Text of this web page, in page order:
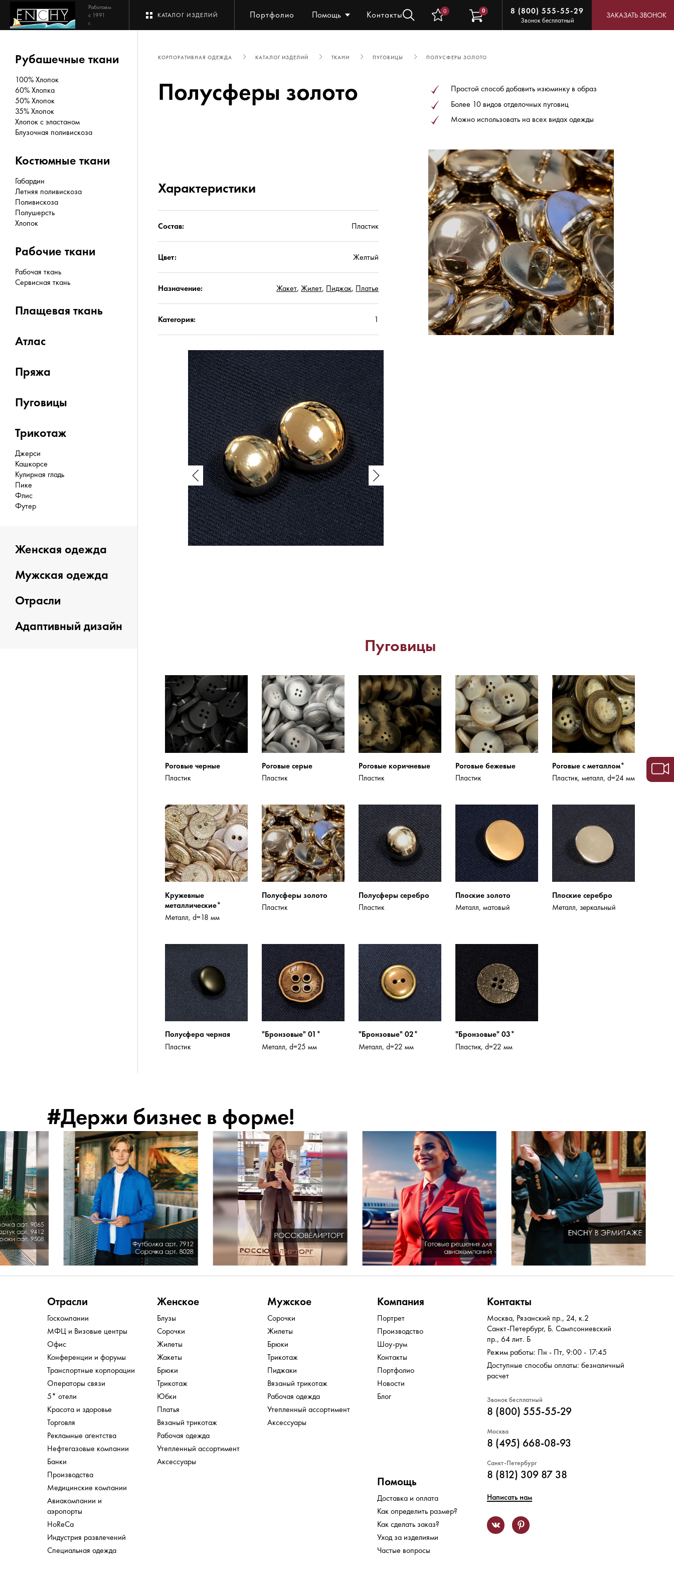
Работаем
с 1991
г.
КАТАЛОГ ИЗДЕЛИЙ Портфолио Помощь Контакты 0 0 8 (800) 555-55-29
Звонок бесплатный
ЗАКАЗАТЬ ЗВОНОК
Рубашечные ткани
100% Хлопок
60% Хлопка
50% Хлопок
35% Хлопок
Хлопок с эластаном
Блузочная поливискоза
Костюмные ткани
Габардин
Летняя поливискоза
Поливискоза
Полушерсть
Хлопок
Рабочие ткани
Рабочая ткань
Сервисная ткань
Плащевая ткань
Атлас
Пряжа
Пуговицы
Трикотаж
Джерси
Кашкорсе
Кулирная гладь
Пике
Флис
Футер
Женская одежда
Мужская одежда
Отрасли
Адаптивный дизайн
КОРПОРАТИВНАЯ ОДЕЖДА КАТАЛОГ ИЗДЕЛИЙ ТКАНИ ПУГОВИЦЫ ПОЛУСФЕРЫ ЗОЛОТО
Полусферы золото
Характеристики
Состав: Пластик
Цвет: Желтый
Назначение: Жакет,Жилет, Пиджак, Платье
Категория: 1
Простой способ добавить изюминку в образ
Более 10 видов отделочных пуговиц
Можно использовать на всех видах одежды
Пуговицы
Роговые черные
Пластик
Роговые серые
Пластик
Роговые коричневые
Пластик
Роговые бежевые
Пластик
Роговые с металлом*
Пластик, металл, d=24 мм
Кружевные
металлические*
Металл, d=18 мм
Полусферы золото
Пластик
Полусферы серебро
Пластик
Плоские золото
Металл, матовый
Плоские серебро
Металл, зеркальный
Полусфера черная
Пластик
"Бронзовые" 01*
Металл, d=25 мм
"Бронзовые" 02*
Металл, d=22 мм
"Бронзовые" 03*
Пластик, d=22 мм
#Держи бизнес в форме!
Отрасли
Госкомпании
МФЦ и Визовые центры
Офис
Конференции и форумы
Транспортные корпорации
Операторы связи
5* отели
Красота и здоровье
Торговля
Рекламные агентства
Нефтегазовые компании
Банки
Производства
Медицинские компании
Авиакомпании и
аэропорты
HoReCa
Индустрия развлечений
Специальная одежда
Женское
Блузы
Сорочки
Жилеты
Жакеты
Брюки
Трикотаж
Юбки
Платья
Вязаный трикотаж
Рабочая одежда
Утепленный ассортимент
Аксессуары
Мужское
Сорочки
Жилеты
Брюки
Трикотаж
Пиджаки
Вязаный трикотаж
Рабочая одежда
Утепленный ассортимент
Аксессуары
Компания
Портрет
Производство
Шоу-рум
Контакты
Портфолио
Новости
Блог
Помощь
Доставка и оплата
Как определить размер?
Как сделать заказ?
Уход за изделиями
Частые вопросы
Контакты
Москва, Рязанский пр., 24, к.2
Санкт-Петербург, Б. Сампсониевский
пр., 64 лит. Б
Режим работы: Пн - Пт, 9:00 - 17:45
Доступные способы оплаты: безналичный
расчет
Звонок бесплатный
8 (800) 555-55-29
Москва
8 (495) 668-08-93
Санкт-Петербург
8 (812) 309 87 38
Написать нам